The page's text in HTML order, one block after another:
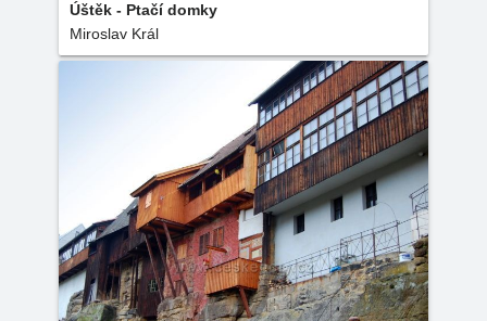
Úštěk - Ptačí domky
Miroslav Král